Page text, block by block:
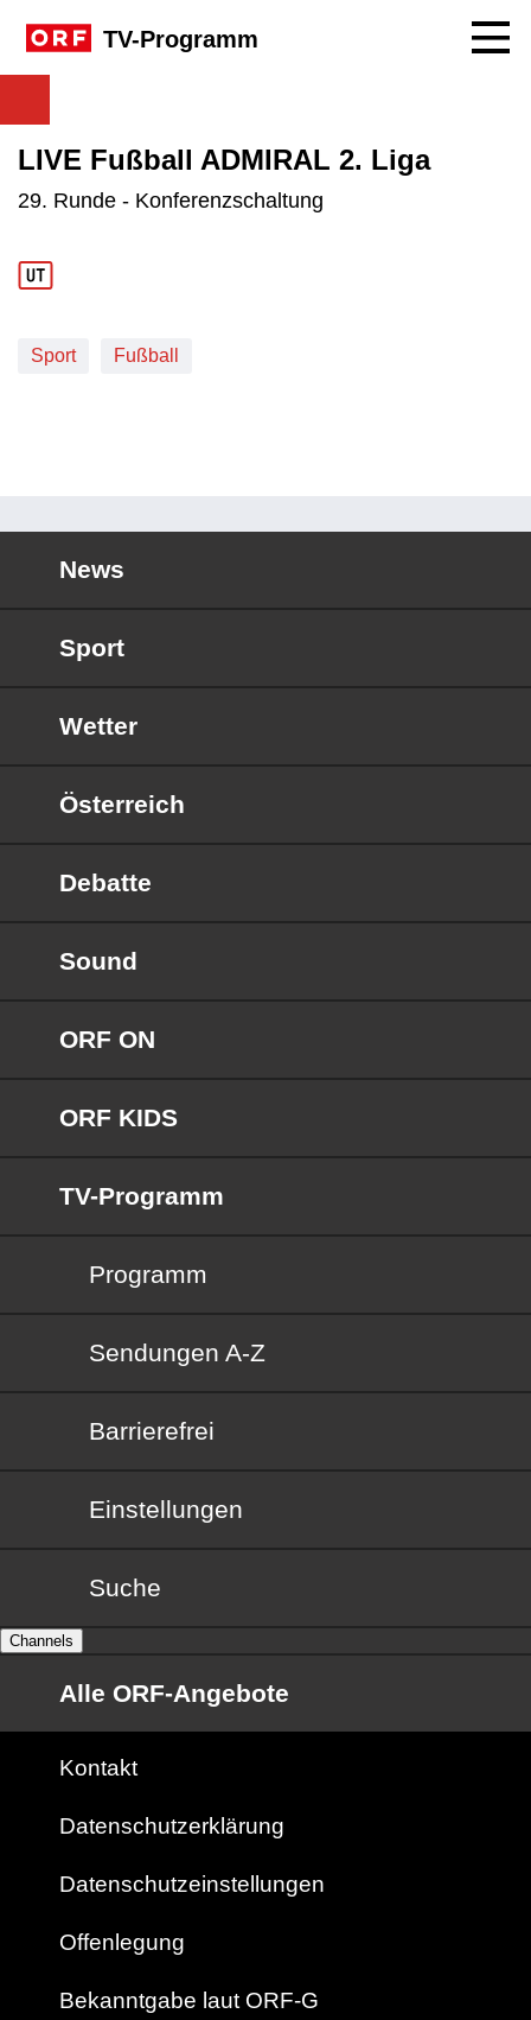
TV-Programm
LIVE Fußball ADMIRAL 2. Liga
29. Runde - Konferenzschaltung
Sport Fußball
News
Sport
Wetter
Österreich
Debatte
Sound
ORF ON
ORF KIDS
TV-Programm
Programm
Sendungen von A bis Z
Sendungen A-Z
Barrierefrei
Barrierefrei
Einstellungen
Suche
Channels
Alle ORF-Angebote
Kontakt
Datenschutzerklärung
Datenschutzeinstellungen
Offenlegung
Bekanntgabe laut ORF-G